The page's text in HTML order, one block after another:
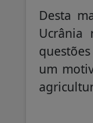
Desta
Ucrânia
um